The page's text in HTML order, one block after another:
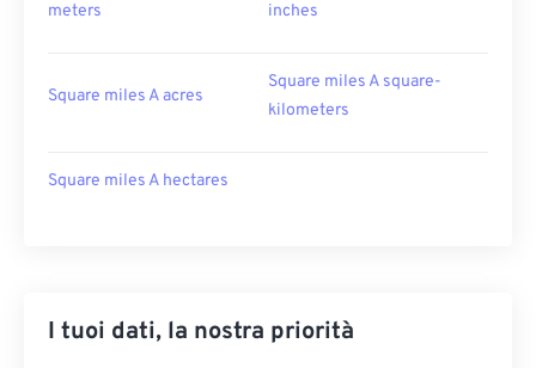
meters
inches
Square miles A acres
Square miles A square-
kilometers
Square miles A hectares
I tuoi dati, la nostra priorità